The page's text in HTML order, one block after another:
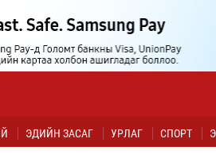
ЭДИЙН ЗАСАГ УРЛАГ СПОРТ